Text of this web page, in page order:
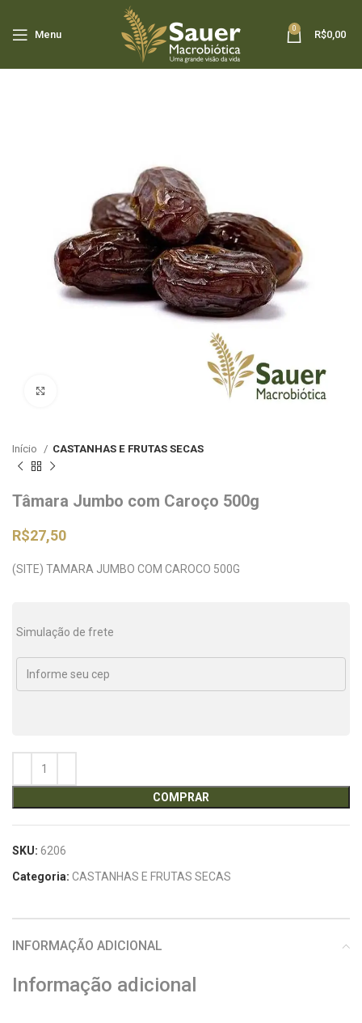
Menu
0
R$0,00
Início CASTANHAS E FRUTAS SECAS
Tâmara Jumbo com Caroço 500g
R$27,50
(SITE) TAMARA JUMBO COM CAROCO 500G
Simulação de frete
COMPRAR
SKU: 6206
Categoria: CASTANHAS E FRUTAS SECAS
INFORMAÇÃO ADICIONAL
Informação adicional